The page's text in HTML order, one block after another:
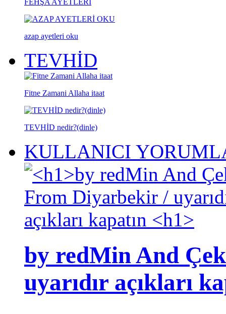
FEHŞA AYETLERİ
azap ayetleri oku
TEVHİD
Fitne Zamani Allaha itaat
TEVHİD nedir?(dinle)
KULLANICI
by redMin And
uyarıdır açıkları